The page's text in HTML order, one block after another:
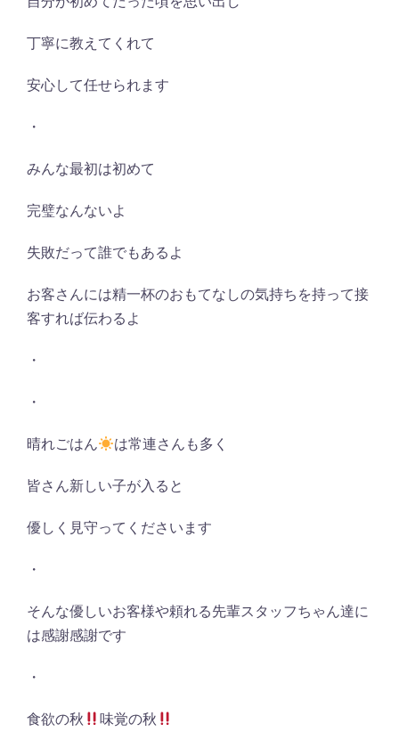
丁寧に教えてくれて
安心して任せられます
・
みんな最初は初めて
完璧なんないよ
失敗だって誰でもあるよ
お客さんには精一杯のおもてなしの気持ちを持って接
客すれば伝わるよ
・
・
晴れごはん は常連さんも多く
皆さん新しい子が入ると
優しく見守ってくださいます
・
そんな優しいお客様や頼れる先輩スタッフちゃん達に
は感謝感謝です
・
食欲の秋 味覚の秋